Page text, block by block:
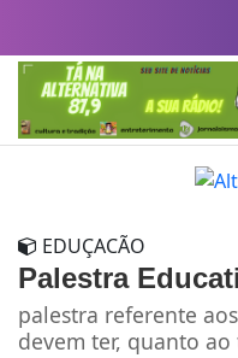
EDUÇACÃO
Palestra
palestra referente
devem ter, quanto